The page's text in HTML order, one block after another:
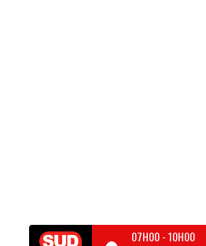
07H00-10H00